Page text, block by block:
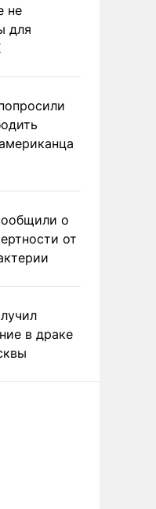
не
для
о
от
в драке